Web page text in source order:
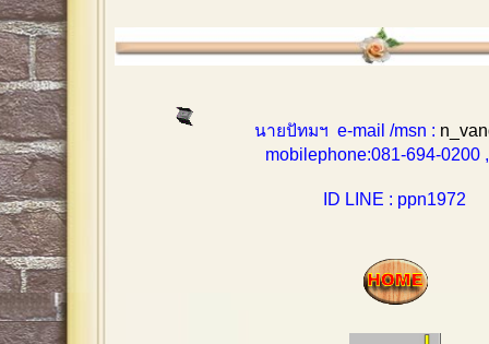
นายปัทมฯ e-mail /msn :
mobilephone:081-694-0200 ,
ID LINE : ppn1972